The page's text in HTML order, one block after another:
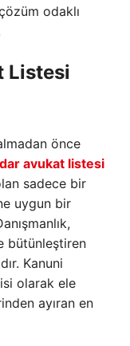
odaklı
Listesi
önce
avukat listesi
sadece bir
uygun bir
bütünleştiren
Kanuni
olarak ele
ayıran en